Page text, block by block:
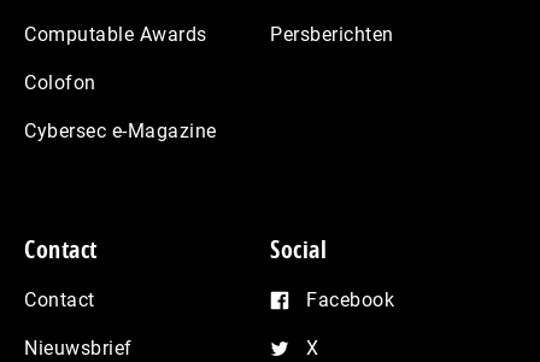
Computable Awards
Colofon
Cybersec e-Magazine
Persberichten
Contact
Contact
Nieuwsbrief
Social
Facebook
X